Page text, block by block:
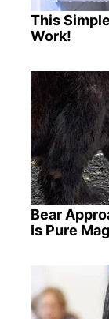
This
Work!
Bear
Is Pure